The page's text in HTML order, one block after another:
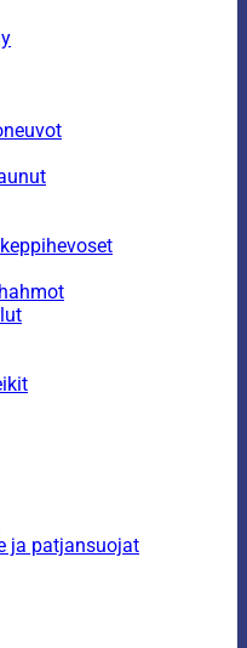
ja patjansuojat